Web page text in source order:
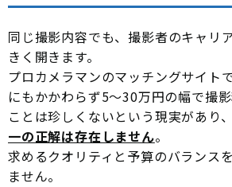
同じ撮影内容でも、撮影者のキャリ
きく開きます。
プロカメラマンのマッチングサイト
にもかかわらず5〜30万円の幅で撮
ことは珍しくないという現実があり、
一の正解は存在しません。
求めるクオリティと予算のバランス
ません。